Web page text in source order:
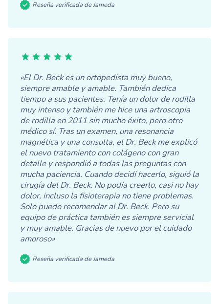
Reseña verificada de Jameda
«El Dr. Beck es un ortopedista muy bueno,
siempre amable y amable. También dedica
tiempo a sus pacientes. Tenía un dolor de rodilla
muy intenso y también me hice una artroscopia
de rodilla en 2011 sin mucho éxito, pero otro
médico sí. Tras un examen, una resonancia
magnética y una consulta, el Dr. Beck me explicó
el nuevo tratamiento con colágeno con gran
detalle y respondió a todas las preguntas con
mucha paciencia. Cuando decidí hacerlo, siguió la
cirugía del Dr. Beck. No podía creerlo, casi no hay
dolor, incluso la fisioterapia no tiene problemas.
Solo puedo recomendar al Dr. Beck. Pero su
equipo de práctica también es siempre servicial
y muy amable. Gracias de nuevo por el cuidado
amoroso»
Reseña verificada de Jameda